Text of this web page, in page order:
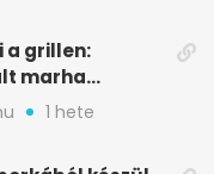
a grillen:
marha
1 hete